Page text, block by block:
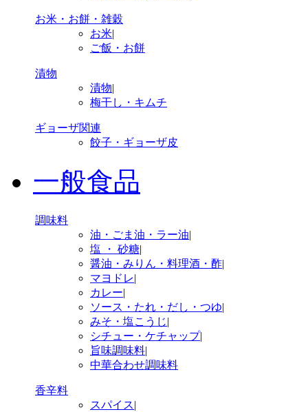
お米・お餅・雑穀
お米|
ご飯・お餅
漬物
漬物|
梅干し・キムチ
ギョーザ関連
餃子・ギョーザ皮
一般食品
調味料
油・ごま油・ラー油|
塩 ・ 砂糖|
醤油・みりん・料理酒・酢|
マヨドレ|
カレー|
ソース・たれ・だし・つゆ|
みそ・塩こうじ|
シチュー・ケチャップ|
旨味調味料|
中華合わせ調味料
香辛料
スパイス|